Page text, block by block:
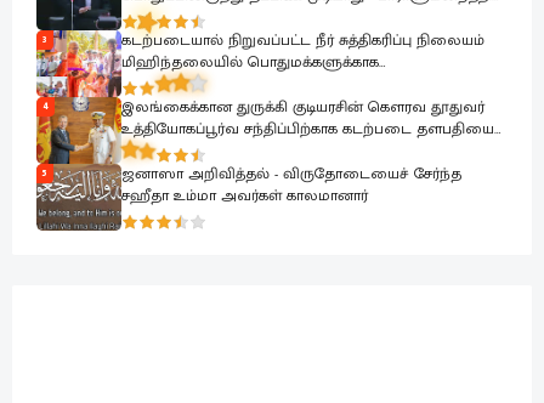
ரவூப் ஹக்கீம் ஆவேசம்
3
கடற்படையால் நிறுவப்பட்ட நீர் சுத்திகரிப்பு நிலையம்
மிஹிந்தலையில் பொதுமக்களுக்காக
கையளிக்கப்பட்டது
4
இலங்கைக்கான துருக்கி குடியரசின் கௌரவ தூதுவர்
உத்தியோகப்பூர்வ சந்திப்பிற்காக கடற்படை தளபதியை
சந்தித்தார்
5
ஜனாஸா அறிவித்தல் - விருதோடையைச் சேர்ந்த
சஹீதா உம்மா அவர்கள் காலமானார்